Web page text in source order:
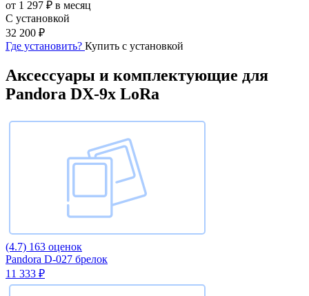
от 1 297 ₽ в месяц
С установкой
32 200 ₽
Где установить? Купить с установкой
Аксессуары и комплектующие для
Pandora DX-9x LoRa
(4.7) 163 оценок
Pandora D-027 брелок
11 333 ₽